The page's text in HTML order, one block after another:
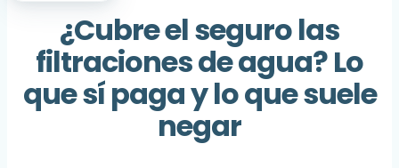
¿Cubre el seguro las
filtraciones de agua? Lo
que sí paga y lo que suele
negar